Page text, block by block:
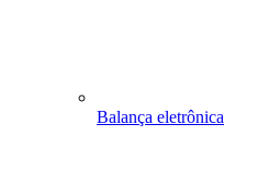
Balança eletrônica